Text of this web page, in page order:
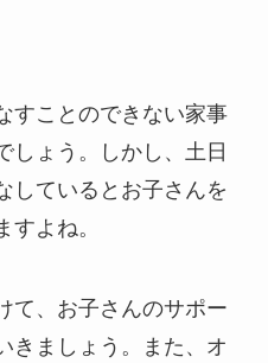
すことのできない家事
しょう。しかし、土日
しているとお子さんを
よね。
て、お子さんのサポー
きましょう。また、オ